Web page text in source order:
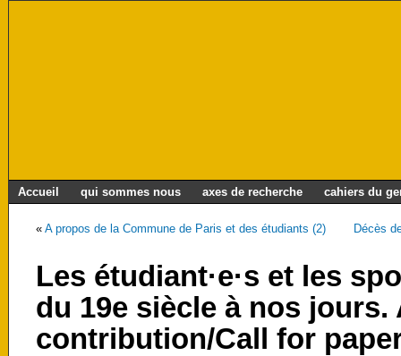
Accueil qui sommes nous axes de recherche cahiers du
« A propos de la Commune de Paris et des étudiants (2) Décès
Les étudiant·e·s et les
du 19e siècle à nos jours.
contribution/Call for